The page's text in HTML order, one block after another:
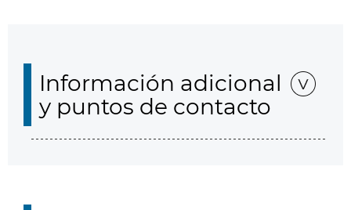
Información adicional
y puntos de contacto